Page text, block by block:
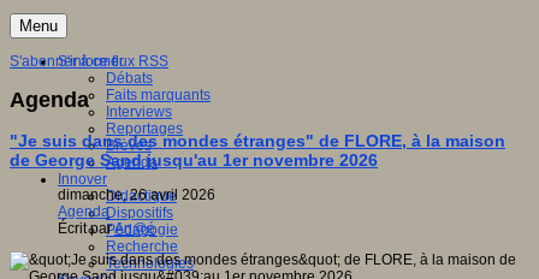
Menu
S'informer
Débats
Faits marquants
Interviews
Reportages
Brèves
Agenda
Innover
Didactique
Dispositifs
Pédagogie
Recherche
Technologies
S'abonner à ce flux RSS
Agenda
"Je suis dans des mondes étranges" de FLORE, à la maison
de George Sand jusqu'au 1er novembre 2026
dimanche, 26 avril 2026
Agenda
Écrit parAn@é